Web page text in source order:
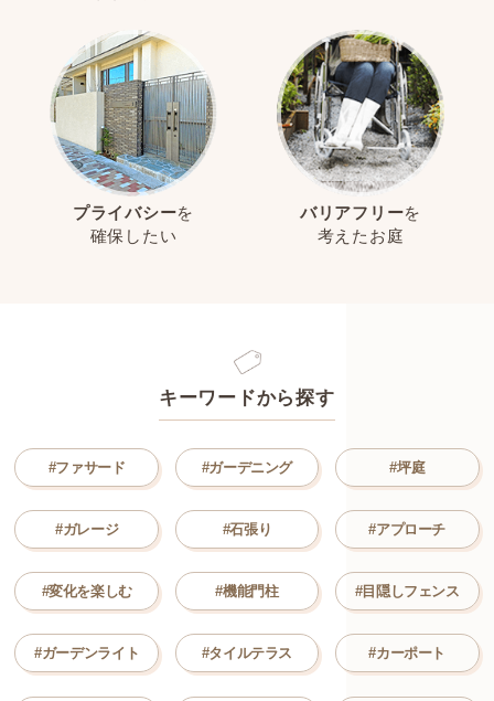
プライバシーを
確保したい
バリアフリーを
考えたお庭
キーワードから探す
#ファサード #ガーデニング #坪庭
#ガレージ #石張り #アプローチ
#変化を楽しむ #機能門柱 #目隠しフェンス
#ガーデンライト #タイルテラス #カーポート